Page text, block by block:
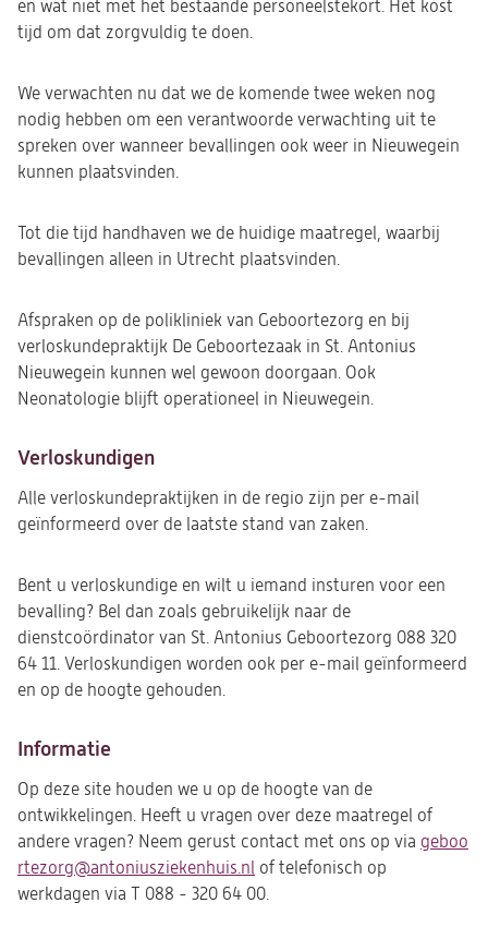
en wat niet met het bestaande personeelstekort. Het kost
tijd om dat zorgvuldig te doen.
We verwachten nu dat we de komende twee weken nog
nodig hebben om een verantwoorde verwachting uit te
spreken over wanneer bevallingen ook weer in Nieuwegein
kunnen plaatsvinden.
Tot die tijd handhaven we de huidige maatregel, waarbij
bevallingen alleen in Utrecht plaatsvinden.
Afspraken op de polikliniek van Geboortezorg en bij
verloskundepraktijk De Geboortezaak in St. Antonius
Nieuwegein kunnen wel gewoon doorgaan. Ook
Neonatologie blijft operationeel in Nieuwegein.
Verloskundigen
Alle verloskundepraktijken in de regio zijn per e-mail
geïnformeerd over de laatste stand van zaken.
Bent u verloskundige en wilt u iemand insturen voor een
bevalling? Bel dan zoals gebruikelijk naar de
dienstcoördinator van St. Antonius Geboortezorg 088 320
64 11. Verloskundigen worden ook per e-mail geïnformeerd
en op de hoogte gehouden.
Informatie
Op deze site houden we u op de hoogte van de
ontwikkelingen. Heeft u vragen over deze maatregel of
andere vragen? Neem gerust contact met ons op via geboo
rtezorg@antoniusziekenhuis.nl (opent
in
of telefonisch op
werkdagen via T 088 - 320 64 00.